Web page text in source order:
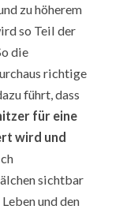
zu höherem
so Teil der
die
richtige
führt, dass
für eine
wird und
sichtbar
und den